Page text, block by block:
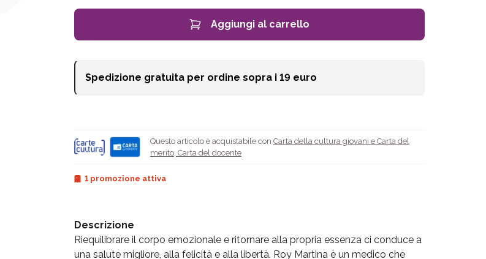
Aggiungi al carrello
Spedizione gratuita per ordine sopra i 19 euro
Questo articolo è acquistabile con Carta della cultura giovani e Carta del
merito, Carta del docente
1 promozione attiva
Descrizione
Riequilibrare il corpo emozionale e ritornare alla propria essenza ci conduce a
una salute migliore, alla felicità e alla libertà. Roy Martina è un medico che